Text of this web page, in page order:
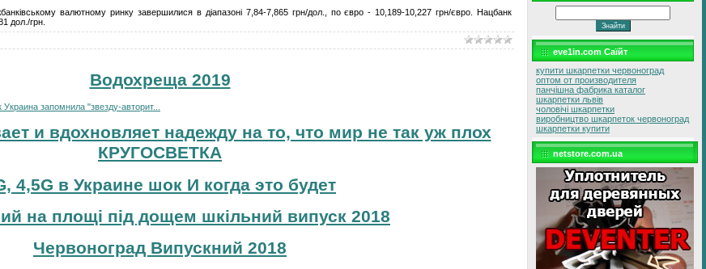
валютному ринку завершилися в діапазоні 7,84-7,865 грн/дол., по євро - 10,189-10,227 грн/євро. Нацбанк
дол./грн.
Водохреща 2019
запомнила "звезду-авторит...
и вдохновляет надежду на то, что мир не так уж плох
КРУГОСВЕТКА
4,5G в Украине шок И когда это будет
на площі під дощем шкільний випуск 2018
Червоноград Випускний 2018
eve1in.com Саїйт
купити шкарпетки червоноград
оптом от производителя
панчішна фабрика каталог
шкарпетки львів
чоловічі шкарпетки
виробництво шкарпеток червоноград
шкарпетки купити
netstore.com.ua